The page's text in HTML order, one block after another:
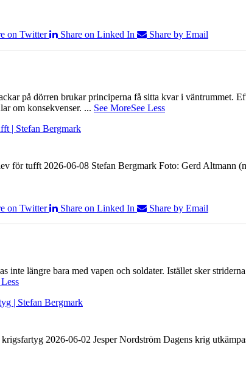
on Twitter Share on Linked In Share by Email
på dörren brukar principerna få sitta kvar i väntrummet.
om konsekvenser. ... See MoreSee Less
| Stefan Bergmark
för tufft 2026-06-08 Stefan Bergmark Foto: Gerd Altmann
on Twitter Share on Linked In Share by Email
inte längre bara med vapen och soldater. Istället sker
Less
| Stefan Bergmark
2026-06-02 Jesper Nordström Dagens krig